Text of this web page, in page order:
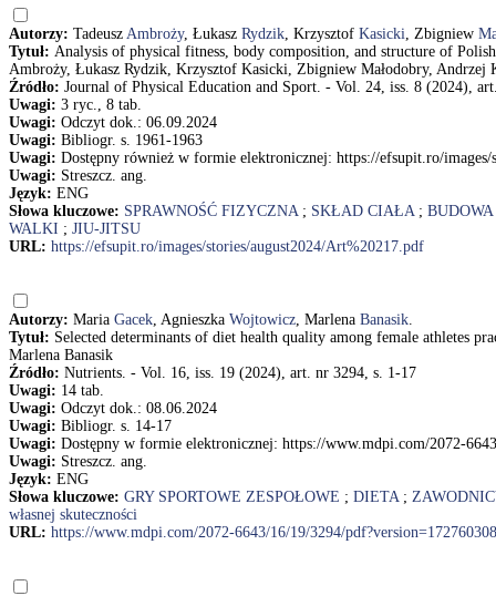
Autorzy: Tadeusz Ambroży, Łukasz Rydzik, Krzysztof Kasicki, Zbigniew
Tytuł: Analysis of physical fitness, body composition, and structure of
Ambroży, Łukasz Rydzik, Krzysztof Kasicki, Zbigniew Małodobry, Andrzej
Źródło: Journal of Physical Education and Sport. - Vol. 24, iss. 8 (2024),
Uwagi: 3 ryc., 8 tab.
Uwagi: Odczyt dok.: 06.09.2024
Uwagi: Bibliogr. s. 1961-1963
Uwagi: Dostępny również w formie elektronicznej: https://efsupit.ro/
Uwagi: Streszcz. ang.
Język: ENG
Słowa kluczowe: SPRAWNOŚĆ FIZYCZNA; SKŁAD CIAŁA;
WALKI ; JIU-JITSU
URL: https://efsupit.ro/images/stories/august2024/Art%20217.pdf
Autorzy: Maria Gacek, Agnieszka Wojtowicz, Marlena Banasik.
Tytuł: Selected determinants of diet health quality among female athletes
Marlena Banasik
Źródło: Nutrients. - Vol. 16, iss. 19 (2024), art. nr 3294, s. 1-17
Uwagi: 14 tab.
Uwagi: Odczyt dok.: 08.06.2024
Uwagi: Bibliogr. s. 14-17
Uwagi: Dostępny w formie elektronicznej: https://www.mdpi.com/2072-
Uwagi: Streszcz. ang.
Język: ENG
Słowa kluczowe: GRY SPORTOWE ZESPOŁOWE ; DIETA;
własnej skuteczności
URL: https://www.mdpi.com/2072-6643/16/19/3294/